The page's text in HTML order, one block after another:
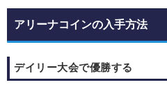
アリーナコインの入手方法
デイリー大会で優勝する